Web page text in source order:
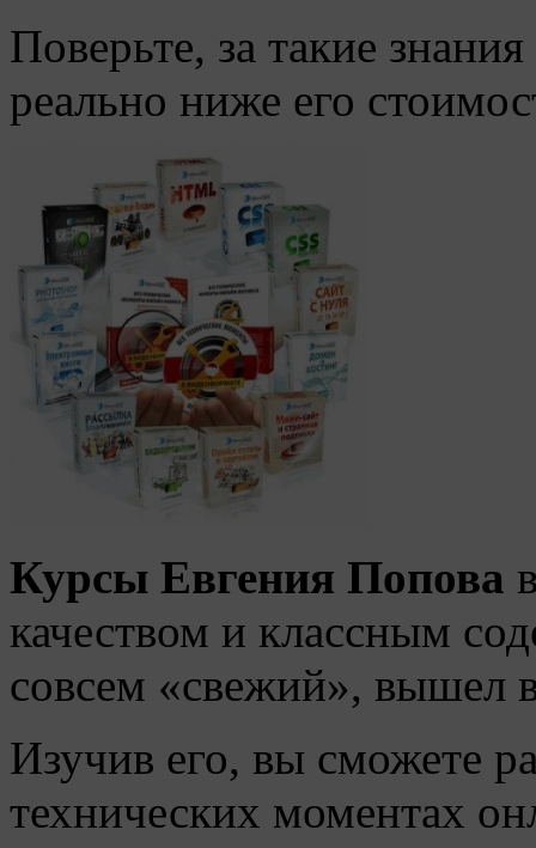
Поверьте, за такие
реально ниже его
Курсы Евгения Попова
качеством и классным
совсем «свежий», вышел
Изучив его, вы сможете
технических моментах